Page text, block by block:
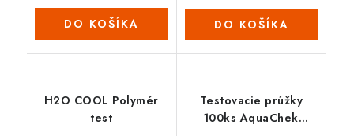
DO KOŠÍKA DO KOŠÍKA
H2O COOL Polymér
test
Testovacie prúžky
100ks AquaChek